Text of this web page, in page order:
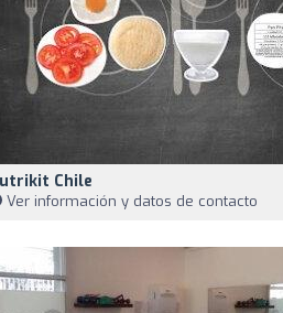
Chile
Ver información y datos de contacto